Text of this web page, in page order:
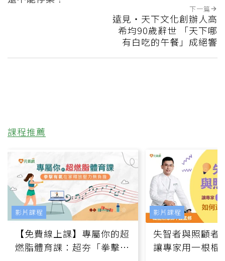
下一篇
遠見‧天下文化創辦人高
希均90歲辭世 「天下哪
有白吃的午餐」成絕響
課程推薦
【免費線上課】專屬你的超
燃脂體育課：超夯「拳擊有
影片課程
失智者與照顧者
讓專家用一根棍
影片課程